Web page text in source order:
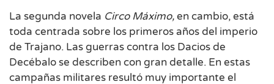
La segunda novela Circo Máximo,en cambio, está
toda centrada sobre los primeros años del imperio
de Trajano. Las guerras contra los Dacios de
Decébalo se describen con gran detalle. En estas
campañas militares resultó muy importante el